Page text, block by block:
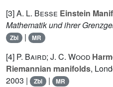
[3]A. L. Besse Einstein
Mathematik und ihrer
Zbl | MR
[4] P. Baird; J. C. Wood
Riemannian manifolds,
2003 |
Zbl | MR